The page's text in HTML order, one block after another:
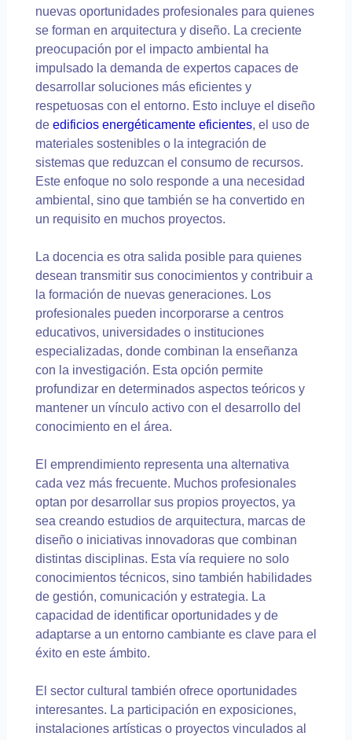
nuevas oportunidades profesionales para quienes
se forman en arquitectura y diseño. La creciente
preocupación por el impacto ambiental ha
impulsado la demanda de expertos capaces de
desarrollar soluciones más eficientes y
respetuosas con el entorno. Esto incluye el diseño
de edificios energéticamente eficientes, el uso de
materiales sostenibles o la integración de
sistemas que reduzcan el consumo de recursos.
Este enfoque no solo responde a una necesidad
ambiental, sino que también se ha convertido en
un requisito en muchos proyectos.
La docencia es otra salida posible para quienes
desean transmitir sus conocimientos y contribuir a
la formación de nuevas generaciones. Los
profesionales pueden incorporarse a centros
educativos, universidades o instituciones
especializadas, donde combinan la enseñanza
con la investigación. Esta opción permite
profundizar en determinados aspectos teóricos y
mantener un vínculo activo con el desarrollo del
conocimiento en el área.
El emprendimiento representa una alternativa
cada vez más frecuente. Muchos profesionales
optan por desarrollar sus propios proyectos, ya
sea creando estudios de arquitectura, marcas de
diseño o iniciativas innovadoras que combinan
distintas disciplinas. Esta vía requiere no solo
conocimientos técnicos, sino también habilidades
de gestión, comunicación y estrategia. La
capacidad de identificar oportunidades y de
adaptarse a un entorno cambiante es clave para el
éxito en este ámbito.
El sector cultural también ofrece oportunidades
interesantes. La participación en exposiciones,
instalaciones artísticas o proyectos vinculados al